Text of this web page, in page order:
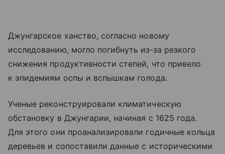
Джунгарское ханство, согласно новому
исследованию, могло погибнуть из‑за резкого
снижения продуктивности степей, что привело
к эпидемиям оспы и вспышкам голода.
Ученые реконструировали климатическую
обстановку в Джунгарии, начиная с 1625 года.
Для этого они проанализировали годичные кольца
деревьев и сопоставили данные с историческими